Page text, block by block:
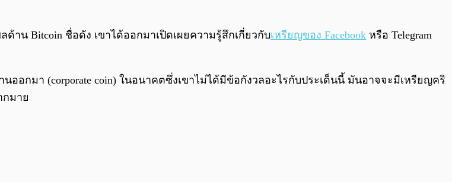
0:00 /0:00
ด้าน Bitcoin ชื่อดัง เขาได้ออกมาเปิดเผยความรู้สึกเกี่ยวกับเหรียญของ Facebook หรือ Telegram
ออกมา (corporate coin) ในอนาคตซึ่งเขาไม่ได้มีข้อกังวลอะไรกับประเด็นนี้ มันอาจจะมีเหรียญคริ
มาย